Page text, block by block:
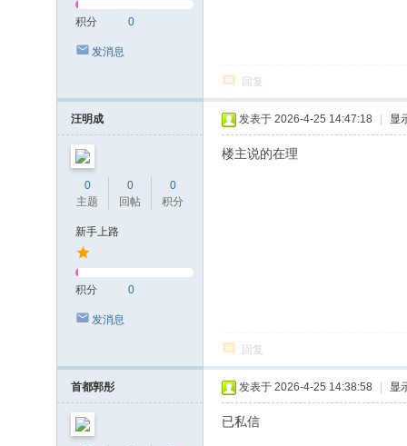
积分 0
发消息
回复
汪明成
0
主题
0
回帖
0
积分
新手上路
积分 0
发消息
发表于 2026-4-25 14:47:18 显
楼主说的在理
回复
首都郭彤 发表于 2026-4-25 14:38:58 显
已私信